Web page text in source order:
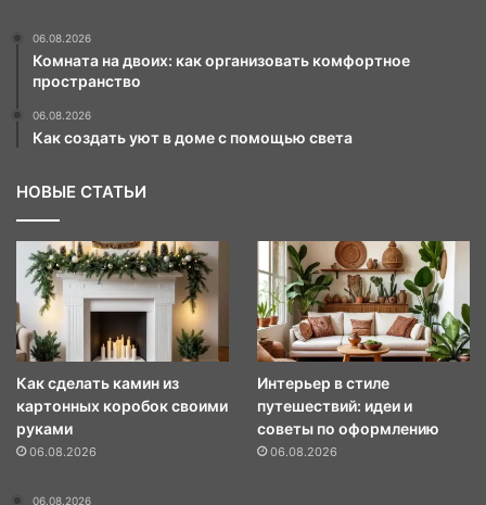
06.08.2026
Комната на двоих: как организовать комфортное
пространство
06.08.2026
Как создать уют в доме с помощью света
НОВЫЕ СТАТЬИ
Как сделать камин из
картонных коробок своими
руками
06.08.2026
Интерьер в стиле
путешествий: идеи и
советы по оформлению
06.08.2026
06.08.2026